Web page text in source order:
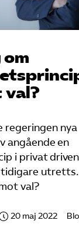
val?
regeringen nya
angående en
i privat
tidigare
val?
20 maj 2022